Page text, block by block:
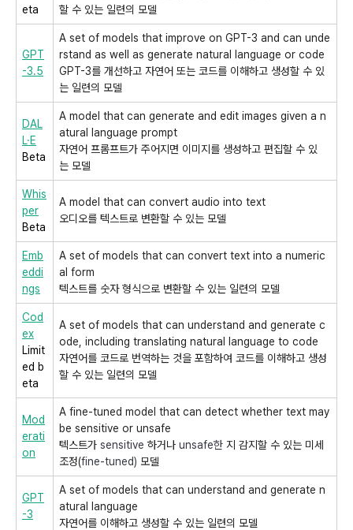
eta
할 수 있는 일련의 모델
GPT
-3.5
A set of models that improve on GPT-3 and can unde
rstand as well as generate natural language or code
GPT-3를 개선하고 자연어 또는 코드를 이해하고 생성할 수 있
는 일련의 모델
DAL
L·E
Beta
A model that can generate and edit images given a n
atural language prompt
자연어 프롬프트가 주어지면 이미지를 생성하고 편집할 수 있
는 모델
Whis
per
Beta
A model that can convert audio into text
오디오를 텍스트로 변환할 수 있는 모델
Emb
eddi
ngs
A set of models that can convert text into a numeric
al form
텍스트를 숫자 형식으로 변환할 수 있는 일련의 모델
Cod
ex
Limit
ed b
eta
A set of models that can understand and generate c
ode, including translating natural language to code
자연어를 코드로 번역하는 것을 포함하여 코드를 이해하고 생성
할 수 있는 일련의 모델
Mod
erati
on
A fine-tuned model that can detect whether text may
be sensitive or unsafe
텍스트가 sensitive 하거나 unsafe한 지 감지할 수 있는 미세
조정(fine-tuned) 모델
GPT
-3
A set of models that can understand and generate n
atural language
자연어를 이해하고 생성할 수 있는 일련의 모델